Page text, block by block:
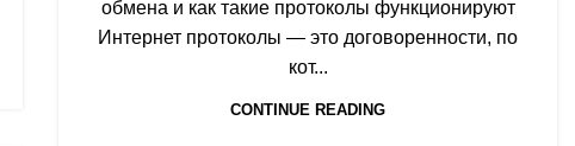
обмена и как такие протоколы функционируют
Интернет протоколы — это договоренности, по
кот...
CONTINUE READING